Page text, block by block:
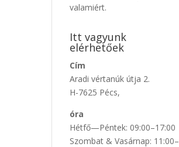
valamiért.
Itt vagyunk
elérhetőek
Cím
Aradi vértanúk útja 2.
H-7625 Pécs,
óra
Hétfő—Péntek: 09:00–17:00
Szombat & Vasárnap: 11:00–